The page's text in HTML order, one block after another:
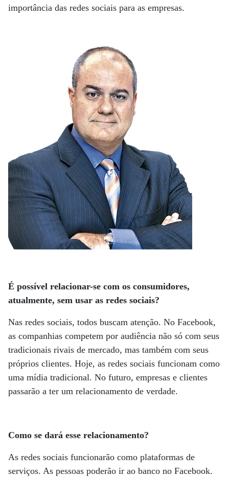
importância das redes sociais para as empresas.
É possível relacionar-se com os consumidores,
atualmente, sem usar as redes sociais?
Nas redes sociais, todos buscam atenção. No Facebook,
as companhias competem por audiência não só com seus
tradicionais rivais de mercado, mas também com seus
próprios clientes. Hoje, as redes sociais funcionam como
uma mídia tradicional. No futuro, empresas e clientes
passarão a ter um relacionamento de verdade.
Como se dará esse relacionamento?
As redes sociais funcionarão como plataformas de
serviços. As pessoas poderão ir ao banco no Facebook.